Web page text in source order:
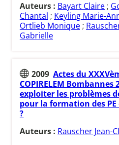
Auteurs : Bayart Claire ;
Chantal ; Keyling Marie-
Ortlieb Monique ;
Gabrielle
2009 Actes du
COPIRELEM Bombannes
exploiter les problèmes
pour la formation des PE
?
Auteurs : Rauscher Jean-